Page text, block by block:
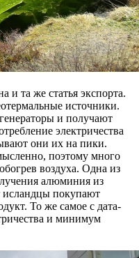
та же статья экспорта.
источники.
и получают
электричества
они их на пики.
поэтому много
воздуха. Одна из
алюминия из
исландцы покупают
То же самое с дата-
и минимум